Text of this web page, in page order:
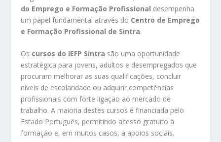
do Emprego e Formação Profissional desempenha
um papel fundamental através do Centro de Emprego
e Formação Profissional de Sintra.
Os cursos do IEFP Sintra são uma oportunidade
estratégica para jovens, adultos e desempregados que
procuram melhorar as suas qualificações, concluir
níveis de escolaridade ou adquirir competências
profissionais com forte ligação ao mercado de
trabalho. A maioria destes cursos é financiada pelo
Estado Português, permitindo acesso gratuito à
formação e, em muitos casos, a apoios sociais.